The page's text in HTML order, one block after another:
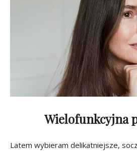
Wielofunkcyjna
Latem wybieram delikatniejsze,